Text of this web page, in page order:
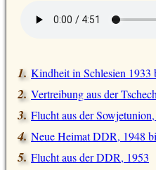
Kindheit in Schlesien 1933
Vertreibung aus der
Flucht aus der
Neue Heimat DDR, 1948
Flucht aus der DDR, 1953